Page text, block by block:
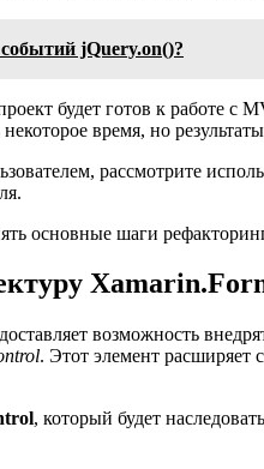
jQuery.on()?
будет готов к работе с
время, но
рассмотрите
основные шаги
возможность
. Этот элемент расширяет
, который будет